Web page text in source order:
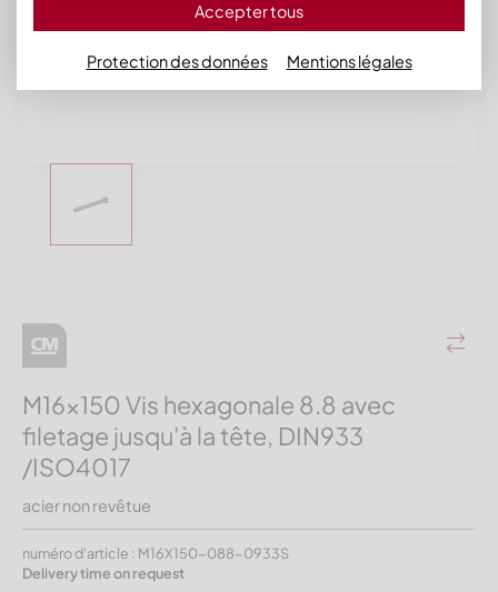
M16x150 Vis hexagonale 8.8 avec
filetage jusqu'à la tête, DIN933
/ISO4017
acier non revêtue
numéro d'article : M16X150-088-0933S
Delivery time on request
Accepter tous
Protection des données Mentions légales